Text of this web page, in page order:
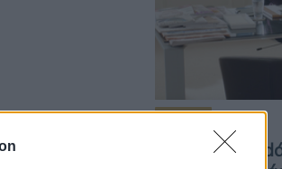
Az ördög